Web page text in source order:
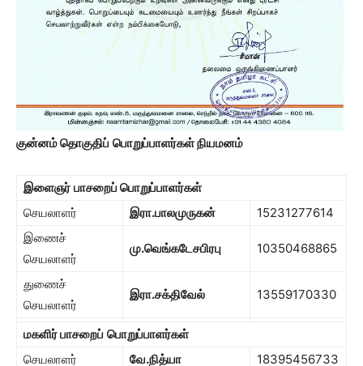
குன்னம் தொகுதிப் பொறுப்பாளர்கள் நியமனம்
இளைஞர் பாசறைப் பொறுப்பாளர்கள்
செயலாளர்
இரா.பாலமுருகன்
15231277614
இணைச்
செயலாளர்
மு.வெங்கடேசபிரபு 10350468865
துணைச்
செயலாளர்
இரா.சக்திவேல் 13559170330
மகளிர் பாசறைப் பொறுப்பாளர்கள்
செயலாளர்
வே.நித்யா
18395456733